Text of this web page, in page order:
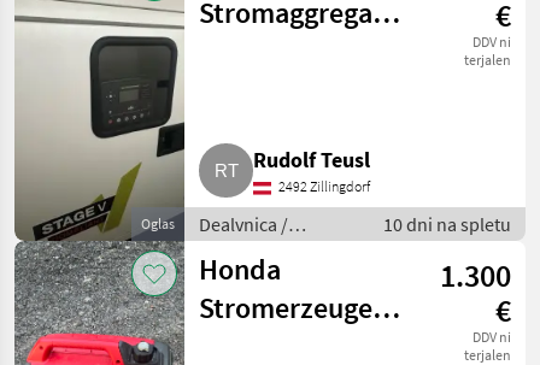
Oglas
Stromaggregat
€
DDV ni
terjalen
Rudolf Teusl
2492 Zillingdorf
Dealvnica /
Električni
generatorji
10 dni na spletu
Honda
Stromerzeuger
1.300
€
DDV ni
terjalen